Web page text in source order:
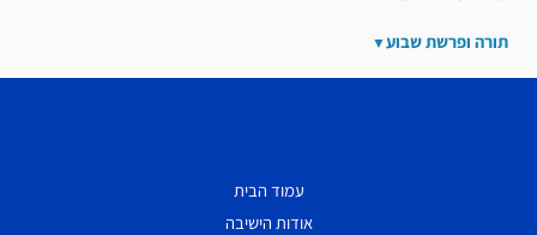
תורה ופרשת שבוע
עמוד הבית
אודות הישיבה